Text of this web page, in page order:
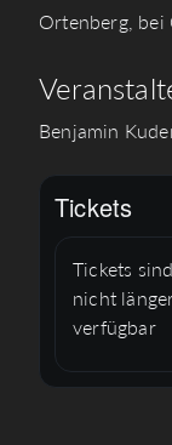
Ortenberg, bei
Benjamin
Tickets
Tickets sind
nicht
verfügbar